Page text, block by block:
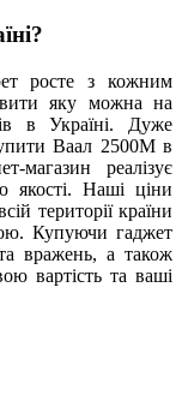
росте з кожним
яку можна на
в Україні. Дуже
Ваал 2500М в
магазин реалізує
якості. Наші ціни
території країни
Купуючи гаджет
вражень, а також
вартість та ваші